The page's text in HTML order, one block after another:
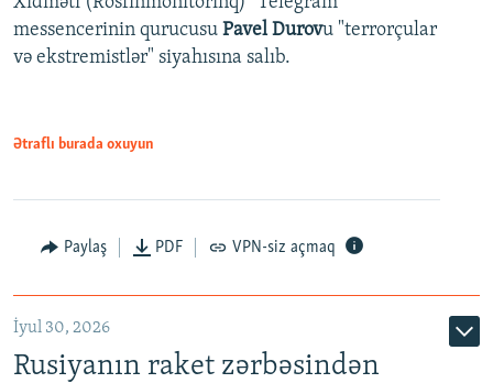
messencerinin qurucusu Pavel Durovu "terrorçular
və ekstremistlər" siyahısına salıb.
Ətraflı burada oxuyun
Paylaş PDF VPN-siz açmaq
İyul 30, 2026
Rusiyanın raket zərbəsindən